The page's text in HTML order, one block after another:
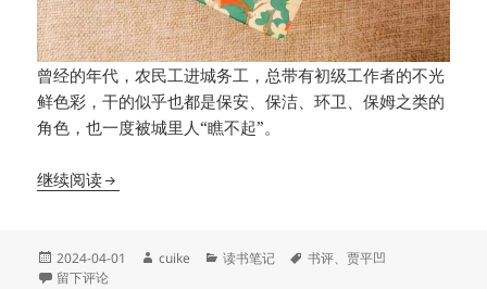
曾经的年代，农民工进城务工，总带有初级工作者的不光
鲜色彩，干的似乎也都是保安、保洁、环卫、保姆之类的
角色，也一度被城里人“瞧不起”。
继续阅读从“农民工”到“城里人”隔着万重山河
发
布
2024-04-01
作
cuike
分
读书笔记
标
书评、贾平凹
于从“农民工”到“城里人”隔着万重山河
留下评论